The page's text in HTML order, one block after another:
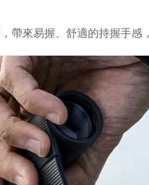
帶來易握、舒適的持握手感